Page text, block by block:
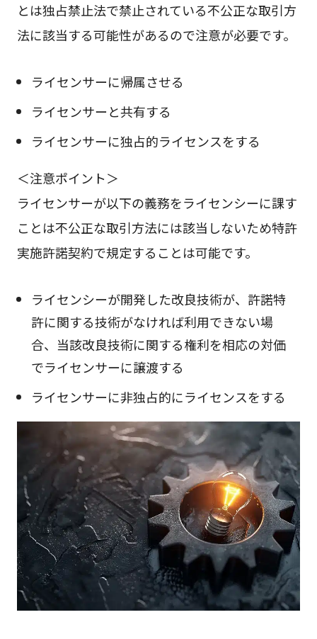
とは独占禁止法で禁止されている不公正な取引方
法に該当する可能性があるので注意が必要です。
ライセンサーに帰属させる
ライセンサーと共有する
ライセンサーに独占的ライセンスをする
＜注意ポイント＞
ライセンサーが以下の義務をライセンシーに課す
ことは不公正な取引方法には該当しないため特許
実施許諾契約で規定することは可能です。
ライセンシーが開発した改良技術が、許諾特
許に関する技術がなければ利用できない場
合、当該改良技術に関する権利を相応の対価
でライセンサーに譲渡する
ライセンサーに非独占的にライセンスをする